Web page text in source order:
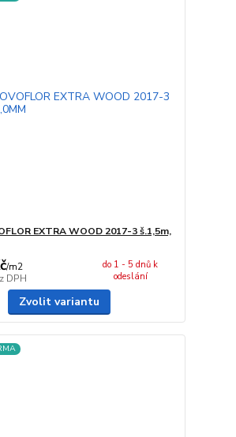
EXTRA WOOD 2017-3 š.1,5m,
/m2
DPH
do 1 - 5 dnů k
odeslání
Zvolit variantu